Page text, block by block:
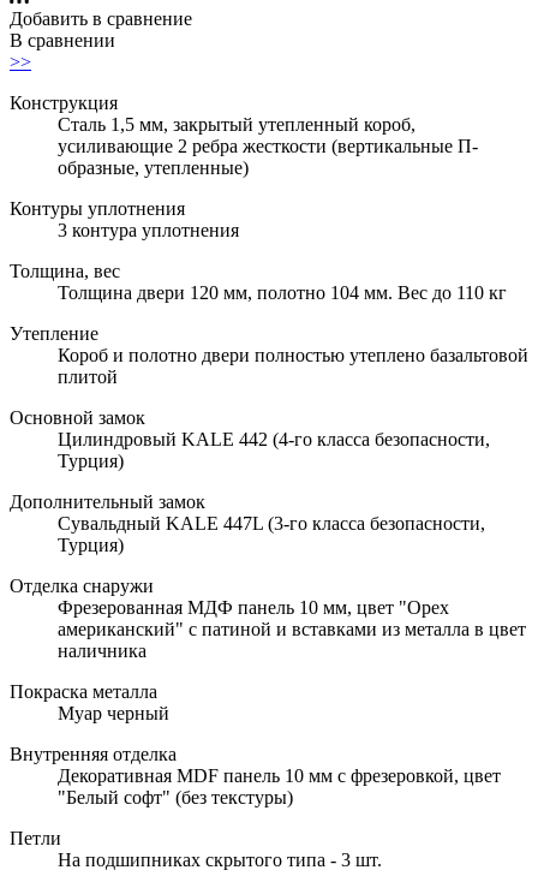
Добавить в сравнение
В сравнении
>>
Конструкция
Сталь 1,5 мм, закрытый утепленный короб,
усиливающие 2 ребра жесткости (вертикальные П-
образные, утепленные)
Контуры уплотнения
3 контура уплотнения
Толщина, вес
Толщина двери 120 мм, полотно 104 мм. Вес до 110 кг
Утепление
Короб и полотно двери полностью утеплено базальтовой
плитой
Основной замок
Цилиндровый KALE 442 (4-го класса безопасности,
Турция)
Дополнительный замок
Сувальдный KALE 447L (3-го класса безопасности,
Турция)
Отделка снаружи
Фрезерованная МДФ панель 10 мм, цвет "Орех
американский" с патиной и вставками из металла в цвет
наличника
Покраска металла
Муар черный
Внутренняя отделка
Декоративная MDF панель 10 мм с фрезеровкой, цвет
"Белый софт" (без текстуры)
Петли
На подшипниках скрытого типа - 3 шт.